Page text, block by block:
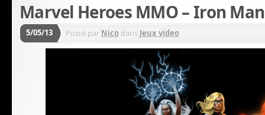
Marvel Heroes MMO – Iron
5/05/13 Posté par Nico dans Jeux video